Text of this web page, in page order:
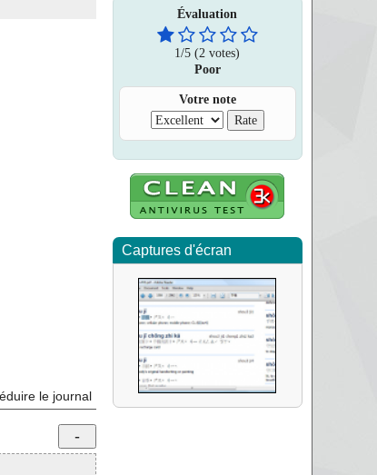
le journal
Évaluation
1/5 (2 votes)
Poor
Votre note
Captures d'écran